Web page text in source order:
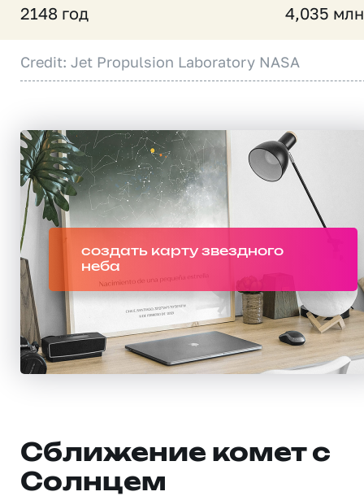
2148 год 4,035
Credit: Jet Propulsion Laboratory NASA
создать карту звездного
неба
Сближение комет с
Солнцем